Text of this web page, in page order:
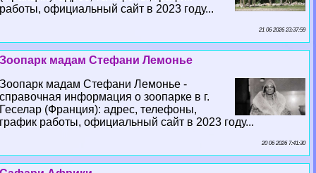
работы, официальный сайт в 2023 году...
21 06 2026 23:37:59
Зоопарк мадам Стефани Лемонье
Зоопарк мадам Стефани Лемонье -
справочная информация о зоопарке в г.
Геселар (Франция): адрес, телефоны,
график работы, официальный сайт в 2023 году...
20 06 2026 7:41:30